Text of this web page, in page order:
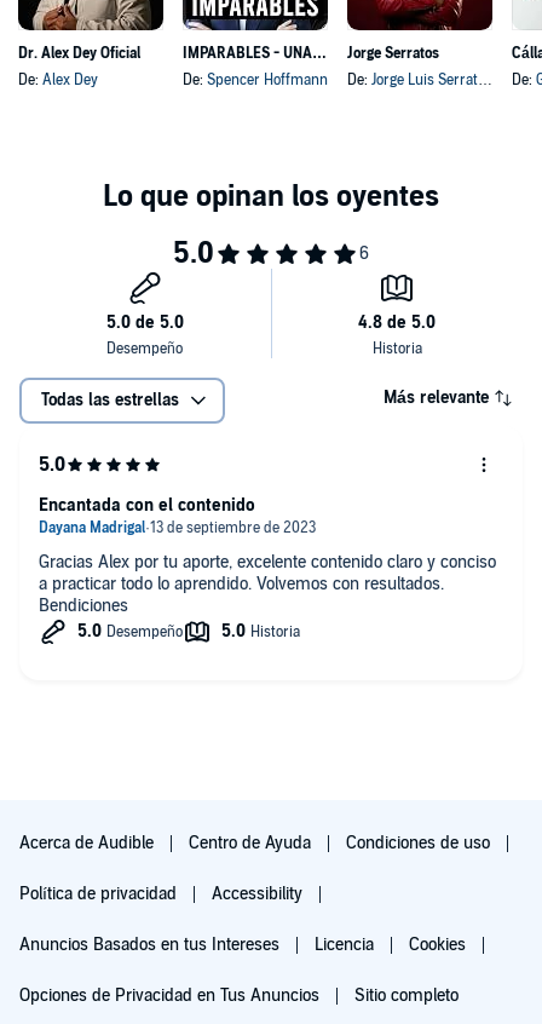
Dr. Alex Dey Oficial
De: Alex Dey
IMPARABLES - UNA VIDA UN LEGADO
De: Spencer Hoffmann
Jorge Serratos
De: Jorge Luis Serratos Figueroa
De:
Todas las estrellas Más relevante
Gracias Alex por tu aporte, excelente contenido claro y conciso
a practicar todo lo aprendido. Volvemos con resultados.
Bendiciones
Encantada con el contenido
Acerca de Audible Centro de Ayuda Condiciones de uso
Política de privacidad Accessibility
Anuncios Basados en tus Intereses Licencia Cookies
Opciones de Privacidad en Tus Anuncios Sitio completo